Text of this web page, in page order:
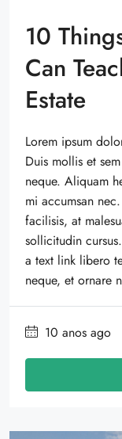
10
Can
Estate
Lorem ipsum
Duis mollis et
neque. Aliquam
mi accumsan
facilisis, at
sollicitudin
a text link libero
neque, et ornare
10 anos ago